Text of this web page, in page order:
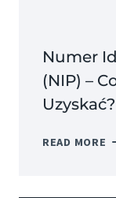
Numer
(NIP) –
Uzyskać?
READ MORE